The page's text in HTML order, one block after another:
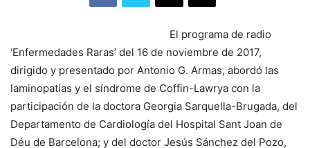
El programa de radio
‘Enfermedades Raras’ del 16 de noviembre de 2017,
dirigido y presentado por Antonio G. Armas, abordó las
laminopatías y el síndrome de Coffin-Lawrya con la
participación de la doctora Georgia Sarquella-Brugada, del
Departamento de Cardiología del Hospital Sant Joan de
Déu de Barcelona; y del doctor Jesús Sánchez del Pozo,